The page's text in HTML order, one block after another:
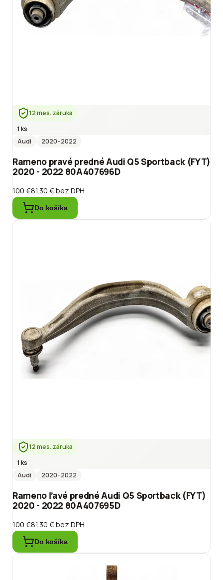
12 mes. záruka
1 ks
Audi
2020–2022
Rameno pravé predné Audi Q5 Sportback (FYT)
2020 - 2022 80A407696D
100 €81.30 €bez DPH
Do košíka
12 mes. záruka
1 ks
Audi
2020–2022
Rameno ľavé predné Audi Q5 Sportback (FYT)
2020 - 2022 80A407695D
100 €81.30 €bez DPH
Do košíka